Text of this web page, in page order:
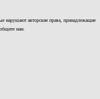
нарушают авторские права, принадлежащие
нам.